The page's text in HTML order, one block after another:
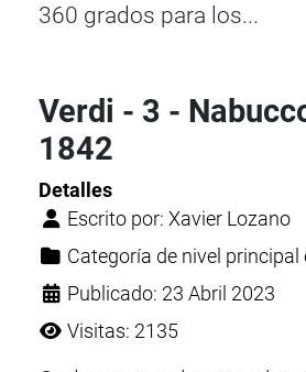
360 grados para los...
Verdi - 3 -
1842
Detalles
Escrito por:Xavier Lozano
Categoría de nivel principal
Publicado: 23 Abril 2023
Visitas: 2135